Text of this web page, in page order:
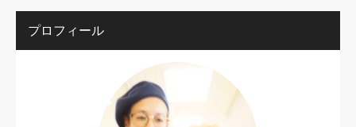
プロフィール